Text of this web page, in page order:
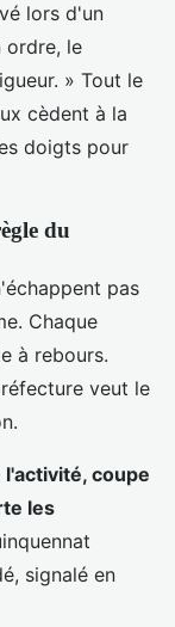
lors d'un
ordre, le
» Tout le
cèdent à la
doigts pour
du
pas
Chaque
à rebours.
veut le
coupe
les
signalé en